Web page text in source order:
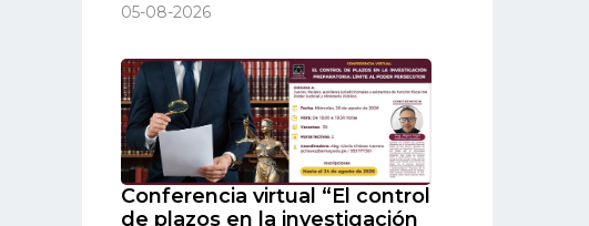
05-08-2026
Conferencia virtual “El control
de plazos en la investigación